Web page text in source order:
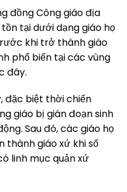
đồng Công giáo địa
tại dưới dạng giáo họ
khi trở thành giáo
phổ biến tại các vùng
đây.
đặc biệt thời chiến
giáo bị gián đoạn sinh
Sau đó, các giáo họ
thành giáo xứ khi số
linh mục quản xứ